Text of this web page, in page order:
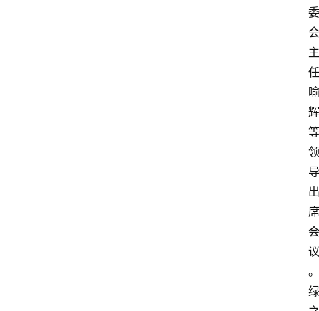
委
会
主
任
喻
辉
等
领
导
出
席
会
议
。
绿